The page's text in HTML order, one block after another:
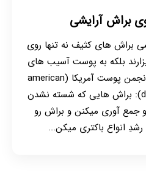
براش آرایشی
براش های کثیف نه تنها روی
بلکه به پوست آسیب های
جدی وارد میکنن. به گفته انجمن پوست آمریکا (american
dermatology assocoation): براش هایی که شسته نشدن
جمع آوری میکنن و براش رو
انواع باکتری میکن...